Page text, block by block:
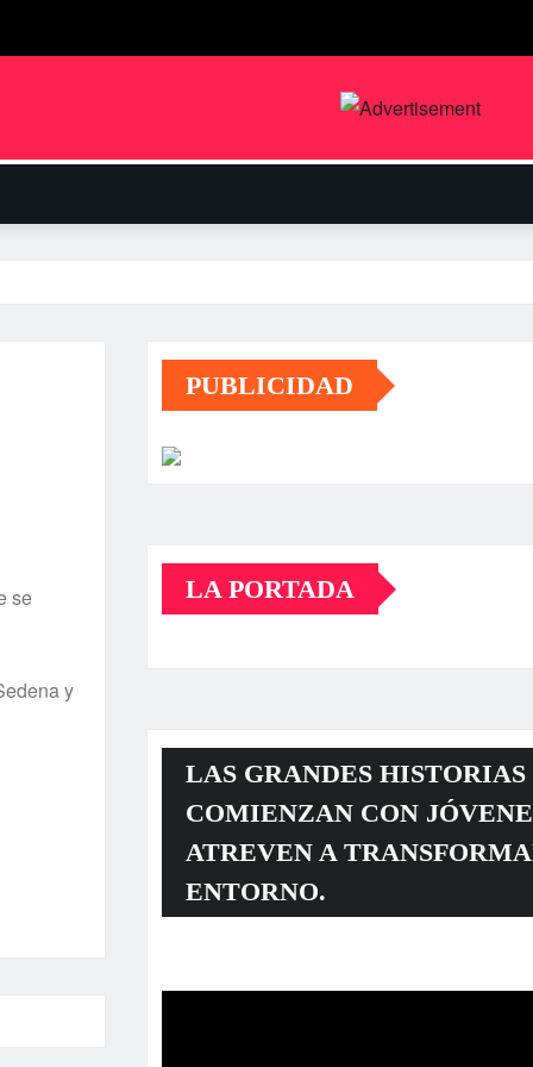
se
y
PUBLICIDAD
LA PORTADA
LAS GRANDES HISTORIAS
COMIENZAN CON
ATREVEN A
ENTORNO.